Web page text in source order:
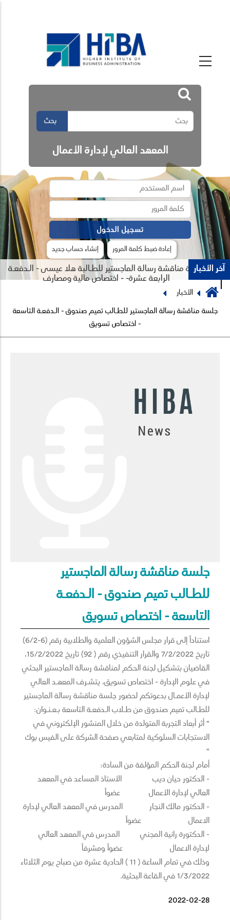
بحث
المعهد العالي لإدارة الأعمال
إنشاء حساب جديد إعادة ضبط كلمة المرور
آخر الأخبارجلسة مناقشة رسالة الماجستير للطـالبة هلا عيسى - الـدفعـة
الرابعة عشرة- - اختصاص مالية ومصارف
Previous
Next
Breadcrumb
الأخبار
جلسة مناقشة رسالة الماجستير للطـالب تميم صندوق - الـدفعـة التاسعة
- اختصاص تسويق
جلسة مناقشة رسالة الماجستير
للطـالب تميم صندوق - الـدفعـة
التاسعة - اختصاص تسويق
استناداً إلى قرار مجلس الشؤون العلمية والطلابية رقم (6-6/2)
تاريخ 7/2/2022 والقرار التنفيذي رقم ( 92) تاريخ 15/2/2022،
القاضيان بتشكيل لجنة الحكم لمناقشة رسالة الماجستير البحثي
في علوم الإدارة - اختصاص تسويق، يتشـرف المعهـد العالي
لإدارة الأعمـال بدعوتكم لحضور جلسة مناقشة رسالة الماجستير
للطـالب تميم صندوق من طـلاب الـدفعـة التاسعة بـعـنـوان:
" أثر أبعاد التجربة المتولدة من خلال المنشور الإلكتروني في
الاستجابات السلوكية لمتابعي صفحة الشركة على الفيس بوك
"
أمام لجنة الحكم المؤلفة من السادة:
- الدكتور حيان ديب الأستاذ المساعد في المعهد
العالي لإدارة الأعمال عضواً
- الدكتور مالك النجار المدرس في المعهد العالي لإدارة
الاعمال عضواً
- الدكتورة رانية المجني المدرس في المعهد العالي
لإدارة الاعمال عضواً ومشرفاً
وذلك في تمام الساعة ( 11 ) الحادية عشرة من صباح يوم الثلاثاء
1/3/2022 في القاعة البحثية.
2022-02-28